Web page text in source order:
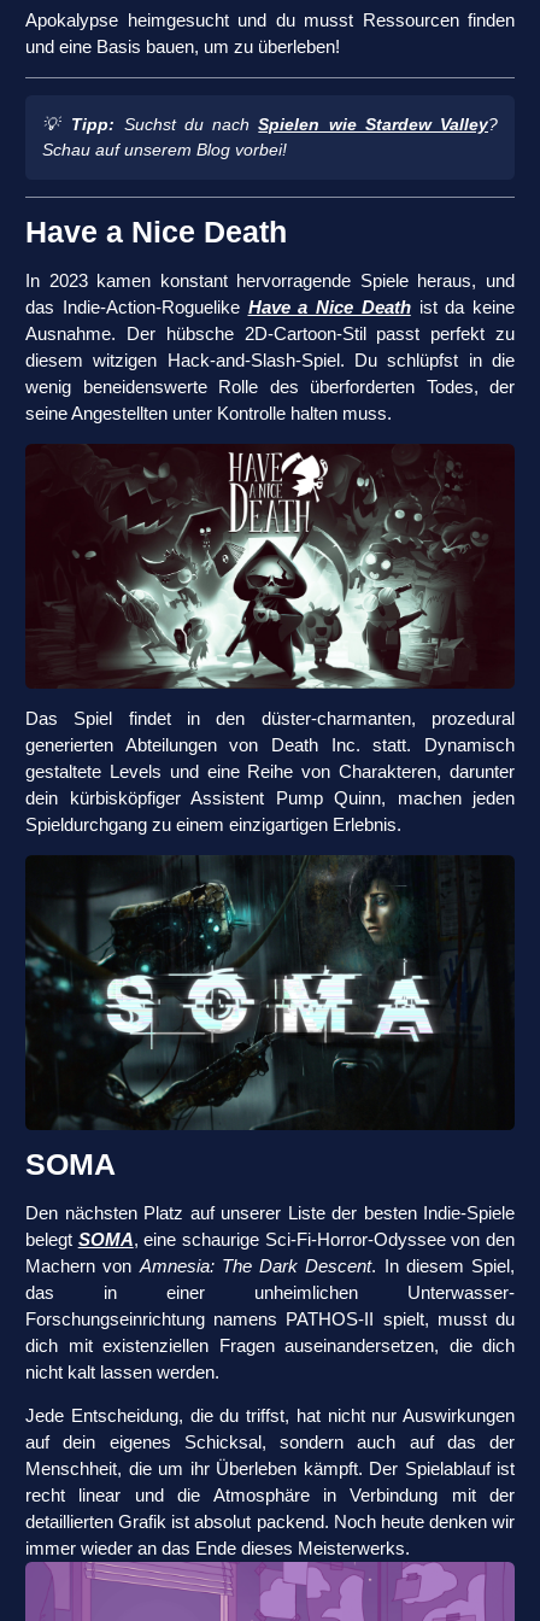
Apokalypse heimgesucht und du musst Ressourcen finden
und eine Basis bauen, um zu überleben!
💡 Tipp: Suchst du nachSpielen wie Stardew Valley?
Schau auf unserem Blog vorbei!
Have a Nice Death
In 2023 kamen konstant hervorragende Spiele heraus, und
das Indie-Action-Roguelike Have a Nice Deathist da keine
Ausnahme. Der hübsche 2D-Cartoon-Stil passt perfekt zu
diesem witzigen Hack-and-Slash-Spiel. Du schlüpfst in die
wenig beneidenswerte Rolle des überforderten Todes, der
seine Angestellten unter Kontrolle halten muss.
Das Spiel findet in den düster-charmanten, prozedural
generierten Abteilungen von Death Inc. statt. Dynamisch
gestaltete Levels und eine Reihe von Charakteren, darunter
dein kürbisköpfiger Assistent Pump Quinn, machen jeden
Spieldurchgang zu einem einzigartigen Erlebnis.
SOMA
Den nächsten Platz auf unserer Liste der besten Indie-Spiele
belegt SOMA, eine schaurige Sci-Fi-Horror-Odyssee von den
Machern von Amnesia: The Dark Descent. In diesem Spiel,
das in einer unheimlichen Unterwasser-
Forschungseinrichtung namens PATHOS-II spielt, musst du
dich mit existenziellen Fragen auseinandersetzen, die dich
nicht kalt lassen werden.
Jede Entscheidung, die du triffst, hat nicht nur Auswirkungen
auf dein eigenes Schicksal, sondern auch auf das der
Menschheit, die um ihr Überleben kämpft. Der Spielablauf ist
recht linear und die Atmosphäre in Verbindung mit der
detaillierten Grafik ist absolut packend. Noch heute denken wir
immer wieder an das Ende dieses Meisterwerks.